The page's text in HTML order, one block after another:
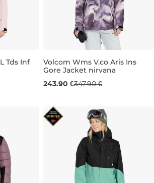
Tds Inf
Výpredaj -30 %
Volcom Wms V.co Aris Ins
Gore Jacket nirvana
243.90 €347.90 €